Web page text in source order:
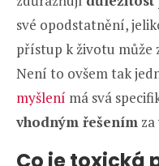
své opodstatnění,
přístup k životu může
Není to ovšem tak
myšlení má svá
vhodným řešením